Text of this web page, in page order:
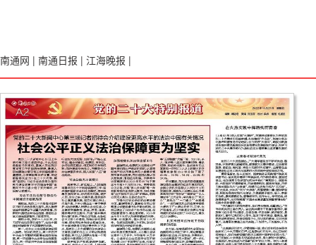
南通网 | 南通日报 | 江海晚报 |